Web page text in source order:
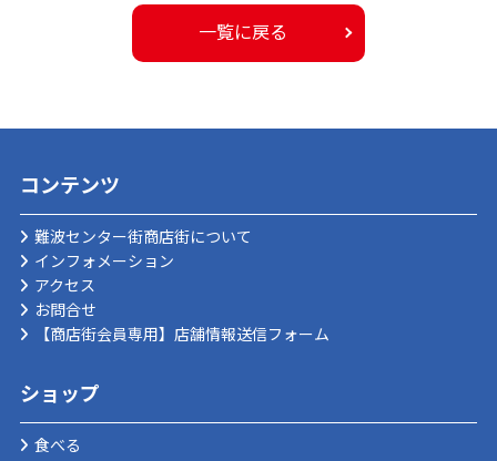
一覧に戻る
コンテンツ
難波センター街商店街について
インフォメーション
アクセス
お問合せ
【商店街会員専用】店舗情報送信フォーム
ショップ
食べる